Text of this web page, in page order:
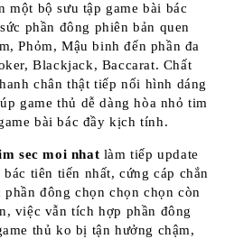
một bộ sưu tập game bài bác
phần đông phiên bản quen
Phỏm, Mậu binh đến phần đa
Blackjack, Baccarat. Chất
chân thật tiếp nối hình dáng
game thủ dễ dàng hòa nhỏ tim
bài bác đầy kịch tính.
sec moi nhat làm tiếp update
tiên tiến nhất, cứng cáp chắn
đông chọn chọn chọn còn
việc vẫn tích hợp phần đông
thủ ko bị tận hưởng chậm,